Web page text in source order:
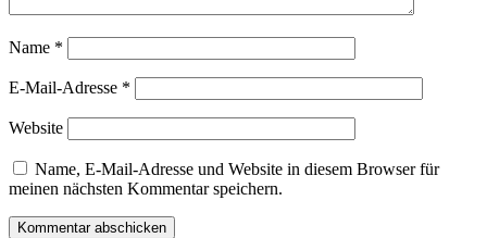
Name *
E-Mail-Adresse *
Website
Name, E-Mail-Adresse und Website in diesem Browser für
meinen nächsten Kommentar speichern.